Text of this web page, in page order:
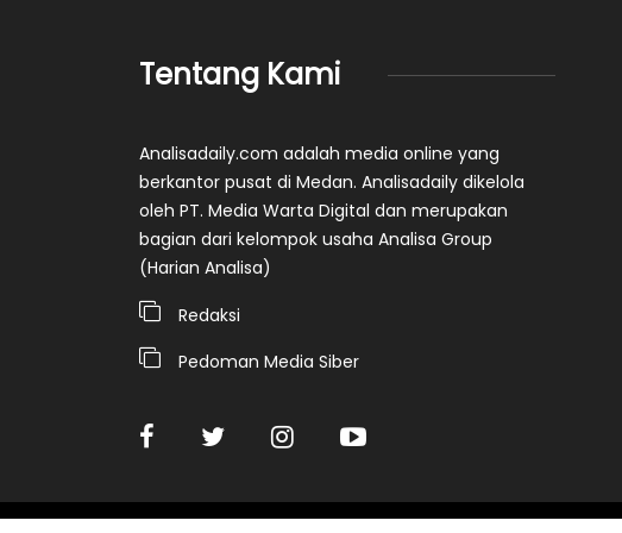
Tentang Kami
Analisadaily.com adalah media online yang
berkantor pusat di Medan. Analisadaily dikelola
oleh PT. Media Warta Digital dan merupakan
bagian dari kelompok usaha Analisa Group
(Harian Analisa)
Redaksi
Pedoman Media Siber